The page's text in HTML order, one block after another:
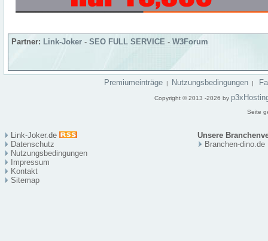
Partner: Link-Joker - SEO FULL SERVICE - W3Forum
Premiumeinträge | Nutzungsbedingungen |
Copyright © 2013 -2026 by
Seite
Link-Joker.de
Unsere
Datenschutz
Nutzungsbedingungen
Impressum
Kontakt
Sitemap
Branchen-dino.de